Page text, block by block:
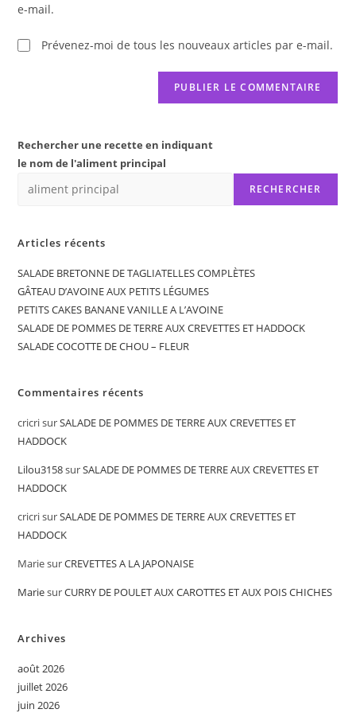
e-mail.
Prévenez-moi de tous les nouveaux articles par e-mail.
Rechercher une recette en indiquant
le nom de l'aliment principal
RECHERCHER
Articles récents
SALADE BRETONNE DE TAGLIATELLES COMPLÈTES
GÂTEAU D’AVOINE AUX PETITS LÉGUMES
PETITS CAKES BANANE VANILLE A L’AVOINE
SALADE DE POMMES DE TERRE AUX CREVETTES ET HADDOCK
SALADE COCOTTE DE CHOU – FLEUR
Commentaires récents
cricrisurSALADE DE POMMES DE TERRE AUX CREVETTES ET
HADDOCK
Lilou3158surSALADE DE POMMES DE TERRE AUX CREVETTES ET
HADDOCK
cricrisurSALADE DE POMMES DE TERRE AUX CREVETTES ET
HADDOCK
MariesurCREVETTES A LA JAPONAISE
MariesurCURRY DE POULET AUX CAROTTES ET AUX POIS CHICHES
Archives
août 2026
juillet 2026
juin 2026